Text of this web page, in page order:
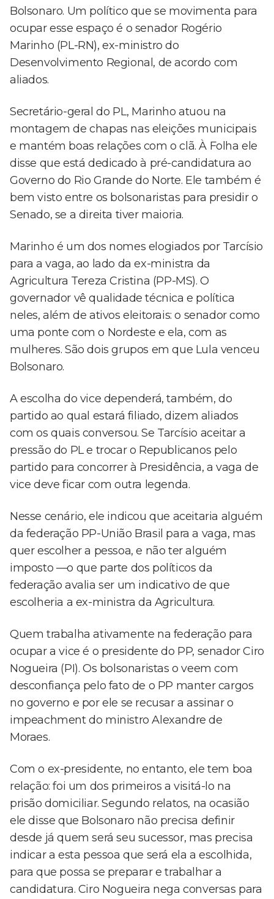
Bolsonaro. Um político que se movimenta para
ocupar esse espaço é o senador Rogério
Marinho (PL-RN), ex-ministro do
Desenvolvimento Regional, de acordo com
aliados.
Secretário-geral do PL, Marinho atuou na
montagem de chapas nas eleições municipais
e mantém boas relações com o clã. À Folha ele
disse que está dedicado à pré-candidatura ao
Governo do Rio Grande do Norte. Ele também é
bem visto entre os bolsonaristas para presidir o
Senado, se a direita tiver maioria.
Marinho é um dos nomes elogiados por Tarcísio
para a vaga, ao lado da ex-ministra da
Agricultura Tereza Cristina (PP-MS). O
governador vê qualidade técnica e política
neles, além de ativos eleitorais: o senador como
uma ponte com o Nordeste e ela, com as
mulheres. São dois grupos em que Lula venceu
Bolsonaro.
A escolha do vice dependerá, também, do
partido ao qual estará filiado, dizem aliados
com os quais conversou. Se Tarcísio aceitar a
pressão do PL e trocar o Republicanos pelo
partido para concorrer à Presidência, a vaga de
vice deve ficar com outra legenda.
Nesse cenário, ele indicou que aceitaria alguém
da federação PP-União Brasil para a vaga, mas
quer escolher a pessoa, e não ter alguém
imposto —o que parte dos políticos da
federação avalia ser um indicativo de que
escolheria a ex-ministra da Agricultura.
Quem trabalha ativamente na federação para
ocupar a vice é o presidente do PP, senador Ciro
Nogueira (PI). Os bolsonaristas o veem com
desconfiança pelo fato de o PP manter cargos
no governo e por ele se recusar a assinar o
impeachment do ministro Alexandre de
Moraes.
Com o ex-presidente, no entanto, ele tem boa
relação: foi um dos primeiros a visitá-lo na
prisão domiciliar. Segundo relatos, na ocasião
ele disse que Bolsonaro não precisa definir
desde já quem será seu sucessor, mas precisa
indicar a esta pessoa que será ela a escolhida,
para que possa se preparar e trabalhar a
candidatura. Ciro Nogueira nega conversas para